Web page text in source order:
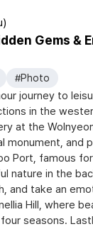
Gems &
#Photo
journey to
in the
at the
monument, and
Port, famous
nature in the
and take an
Hill, where
seasons.